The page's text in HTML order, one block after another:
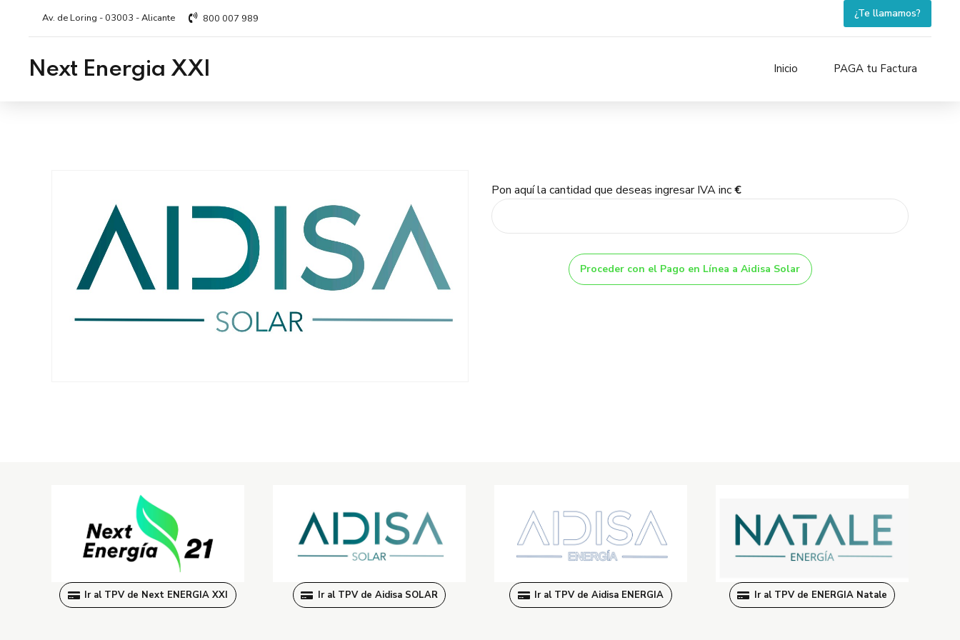
Av. de Loring - 03003 - Alicante 800 007 989 ¿Te llamamos?
Next Energia XXI Inicio PAGA tu Factura
Pon aquí la cantidad que deseas ingresar IVA inc€
Proceder con el Pago en Línea a Aidisa Solar
Ir al TPV de Next ENERGIA XXI Ir al TPV de Aidisa SOLAR Ir al TPV de Aidisa ENERGIA Ir al TPV de ENERGIA Natale